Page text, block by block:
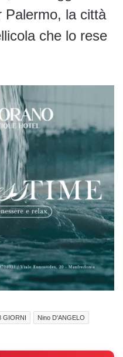
Palermo, la città
che lo rese
GIORNI Nino D'ANGELO